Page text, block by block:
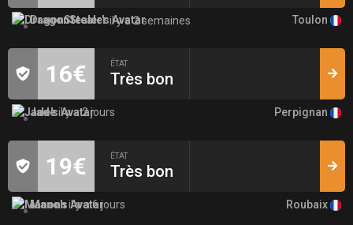
DragonStealeril y a 2 semaines Toulon
16€ ÉTAT
Très bon
Jadeil y a 2 jours Perpignan
19€ ÉTAT
Très bon
Manonil y a 6 jours Roubaix